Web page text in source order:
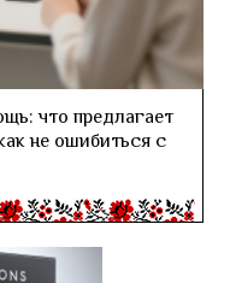
что предлагает
не ошибиться с